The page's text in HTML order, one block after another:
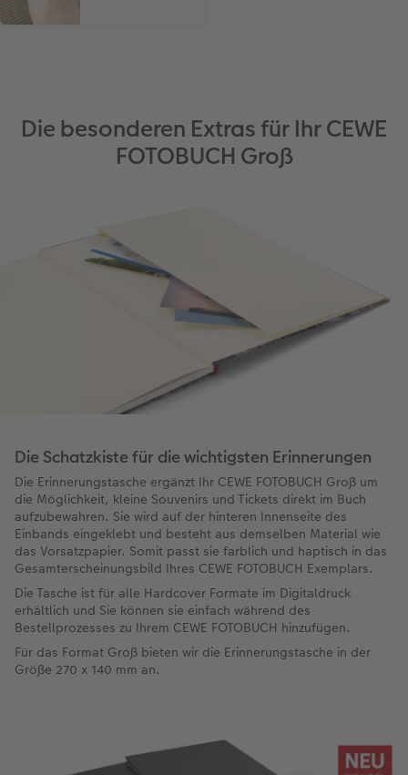
Die besonderen Extras für Ihr CEWE
FOTOBUCH Groß
Die Schatzkiste für die wichtigsten Erinnerungen
Die Erinnerungstasche ergänzt Ihr CEWE FOTOBUCH Groß um
die Möglichkeit, kleine Souvenirs und Tickets direkt im Buch
aufzubewahren. Sie wird auf der hinteren Innenseite des
Einbands eingeklebt und besteht aus demselben Material wie
das Vorsatzpapier. Somit passt sie farblich und haptisch in das
Gesamterscheinungsbild Ihres CEWE FOTOBUCH Exemplars.
Die Tasche ist für alle Hardcover Formate im Digitaldruck
erhältlich und Sie können sie einfach während des
Bestellprozesses zu Ihrem CEWE FOTOBUCH hinzufügen.
Für das Format Groß bieten wir die Erinnerungstasche in der
Größe 270 x 140 mm an.